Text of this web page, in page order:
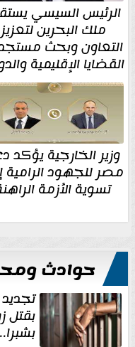
الرئيس السيسي
ملك البحرين لتعزيز
التعاون وبحث
القضايا الإقليمية
وزير الخارجية يؤكد
مصر للجهود الرامية
تسوية الأزمة
حوادث
بقتل